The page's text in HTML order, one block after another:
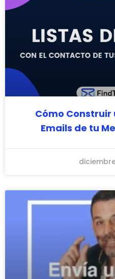
Cómo Construir
Emails de tu